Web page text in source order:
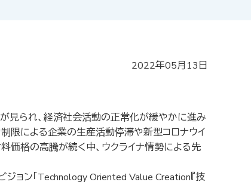
2022年05月13日
見られ、経済社会活動の正常化が緩やかに進み
限による企業の生産活動停滞や新型コロナウイ
価格の高騰が続く中、ウクライナ情勢による先
ョン「Technology Oriented Value Creation『技